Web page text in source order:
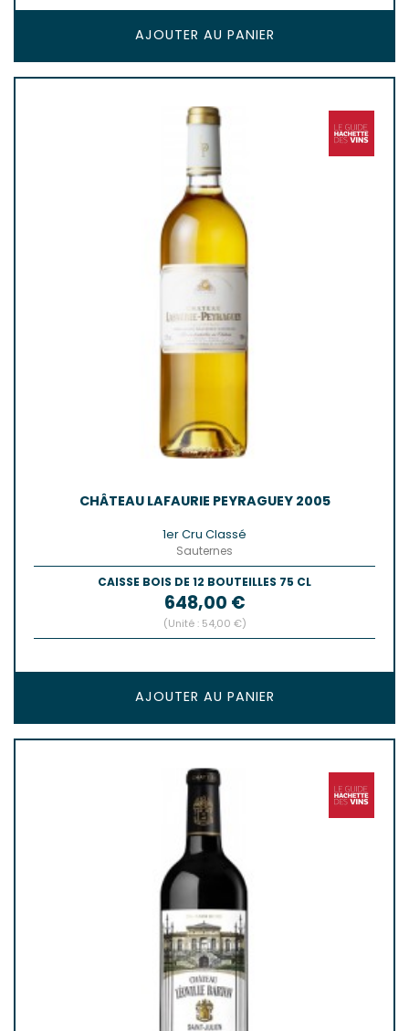
AJOUTER AU PANIER
CHÂTEAU LAFAURIE PEYRAGUEY 2005
1er Cru Classé
Sauternes
CAISSE BOIS DE 12 BOUTEILLES 75 CL
Prix
648,00 €
(Unité : 54,00 €)
AJOUTER AU PANIER